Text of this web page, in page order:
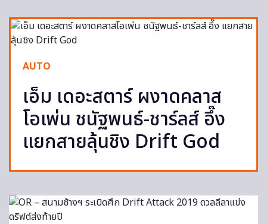
AUTO
เอ็ม เดอะสตาร์ ผงาดคลาส
โอเพ่น ชนัฐพนธ์-ชาร์ลส์ อึ๊ง
แยกสายลุ้นชิง Drift God